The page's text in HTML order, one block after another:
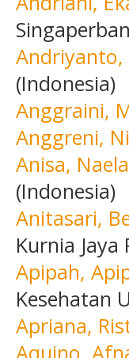
Andriyanto,
(Indonesia)
Anggraini,
Anggreni,
Anisa,
(Indonesia)
Anitasari,
Kurnia Jaya
Apipah,
Kesehatan
Apriana,
Aquino,